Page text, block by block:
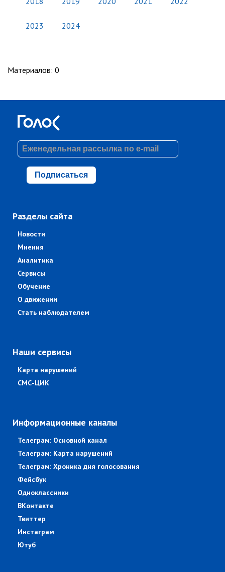
2023 2024
Материалов: 0
Подписаться
Разделы сайта
Новости
Мнения
Аналитика
Сервисы
Обучение
О движении
Стать наблюдателем
Наши сервисы
Карта нарушений
СМС-ЦИК
Информационные каналы
Телеграм: Основной канал
Телеграм: Карта нарушений
Телеграм: Хроника дня голосования
Фейсбук
Одноклассники
ВКонтакте
Твиттер
Инстаграм
Ютуб